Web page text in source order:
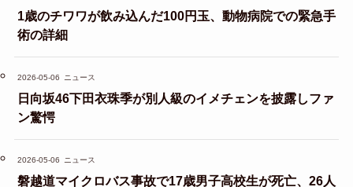
1歳のチワワが飲み込んだ100円玉、動物病院での緊急手
術の詳細
2026-05-06 ニュース
日向坂46下田衣珠季が別人級のイメチェンを披露しファ
ン驚愕
2026-05-06 ニュース
磐越道マイクロバス事故で17歳男子高校生が死亡、26人